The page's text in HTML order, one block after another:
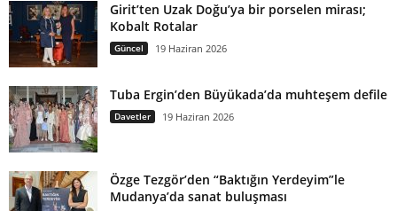
Girit’ten Uzak Doğu’ya bir porselen mirası;
Kobalt Rotalar
Güncel 19 Haziran 2026
Tuba Ergin’den Büyükada’da muhteşem defile
Davetler 19 Haziran 2026
Özge Tezgör’den “Baktığın Yerdeyim”le
Mudanya’da sanat buluşması